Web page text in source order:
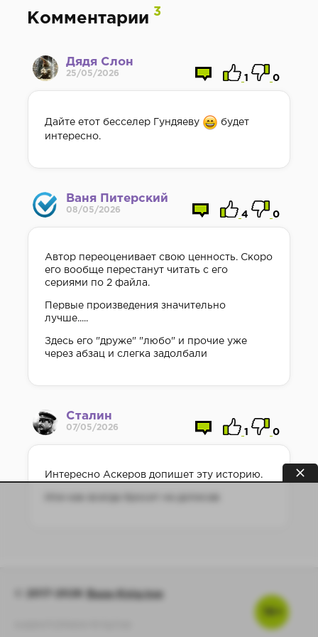
Комментарии 3
Дядя Слон
25/05/2026
1 0
Дайте етот бесселер Гундяеву
будет
интересно.
Ваня Питерский
08/05/2026
4 0
Автор переоценивает свою ценность. Скоро
его вообще перестанут читать с его
сериями по 2 файла.
Первые произведения значительно
лучше.....
Здесь его "друже" "любо" и прочие уже
через абзац и слегка задолбали
Сталин
07/05/2026
1 0
Интересно Аскеров допишет эту историю.
Baza-Knig.top